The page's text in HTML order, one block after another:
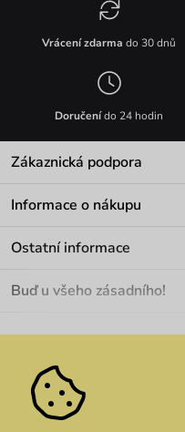
Vrácení zdarma do 30 dnů
Doručenído 24 hodin
Zákaznická podpora
Informace o nákupu
Materiály a údržba
Pozáruční opravy
Ostatní informace
Velkoobchod
We Care
Dárkové poukazy
Vuchlook
Buď u všeho zásadního!
Zásady ochrany osobních údajů